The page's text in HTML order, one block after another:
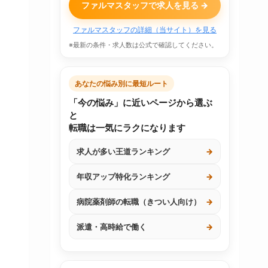
ファルマスタッフで求人を見る →
ファルマスタッフの詳細（当サイト）を見る
※最新の条件・求人数は公式で確認してください。
あなたの悩み別に最短ルート
「今の悩み」に近いページから選ぶ
と
転職は一気にラクになります
求人が多い王道ランキング →
年収アップ特化ランキング →
病院薬剤師の転職（きつい人向け） →
派遣・高時給で働く →